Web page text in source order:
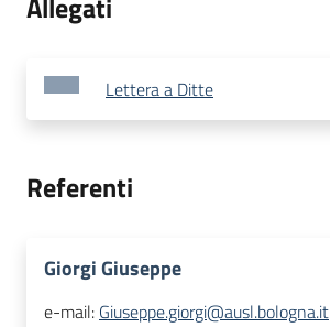
Lettera a Ditte
Referenti
Giorgi Giuseppe
e-mail: Giuseppe.giorgi@ausl.bologna.it